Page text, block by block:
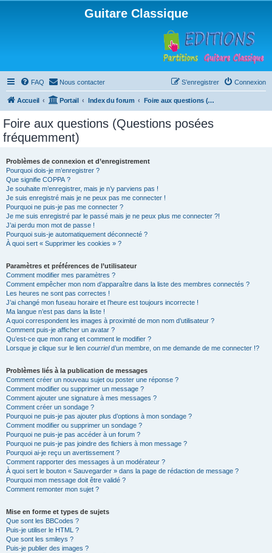
Guitare Classique
FAQ Nous contacter Connexion
S’enregistrer
Accueil Portail Index du forum Foire aux questions (Questions posées fréquemment)
Foire aux questions (Questions posées
fréquemment)
Problèmes de connexion et d’enregistrement
Pourquoi dois-je m’enregistrer ?
Que signifie COPPA ?
Je souhaite m’enregistrer, mais je n’y parviens pas !
Je suis enregistré mais je ne peux pas me connecter !
Pourquoi ne puis-je pas me connecter ?
Je me suis enregistré par le passé mais je ne peux plus me connecter ?!
J’ai perdu mon mot de passe !
Pourquoi suis-je automatiquement déconnecté ?
À quoi sert « Supprimer les cookies » ?
Paramètres et préférences de l’utilisateur
Comment modifier mes paramètres ?
Comment empêcher mon nom d’apparaître dans la liste des membres connectés ?
Les heures ne sont pas correctes !
J’ai changé mon fuseau horaire et l’heure est toujours incorrecte !
Ma langue n’est pas dans la liste !
A quoi correspondent les images à proximité de mon nom d’utilisateur ?
Comment puis-je afficher un avatar ?
Qu’est-ce que mon rang et comment le modifier ?
Lorsque je clique sur le lien courrield’un membre, on me demande de me connecter !?
Problèmes liés à la publication de messages
Comment créer un nouveau sujet ou poster une réponse ?
Comment modifier ou supprimer un message ?
Comment ajouter une signature à mes messages ?
Comment créer un sondage ?
Pourquoi ne puis-je pas ajouter plus d’options à mon sondage ?
Comment modifier ou supprimer un sondage ?
Pourquoi ne puis-je pas accéder à un forum ?
Pourquoi ne puis-je pas joindre des fichiers à mon message ?
Pourquoi ai-je reçu un avertissement ?
Comment rapporter des messages à un modérateur ?
À quoi sert le bouton « Sauvegarder » dans la page de rédaction de message ?
Pourquoi mon message doit être validé ?
Comment remonter mon sujet ?
Mise en forme et types de sujets
Que sont les BBCodes ?
Puis-je utiliser le HTML ?
Que sont les smileys ?
Puis-je publier des images ?